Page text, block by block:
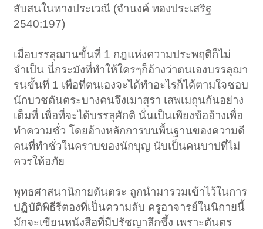
สับสนในทางประเวณี (จำนงค์ ทองประเสริฐ
2540:197)
เมื่อบรรลุฌานขั้นที่ 1 กฎแห่งความประพฤติก็ไม่
จำเป็น นี่กระมังที่ทำให้ใครๆก็อ้างว่าตนเองบรรลุฌา
รนขั้นที่ 1 เพื่อที่ตนเองจะได้ทำอะไรก็ได้ตามใจชอบ
นักบวชตันตระบางคนจึงเมาสุรา เสพเมถุนกันอย่าง
เต็มที่ เพื่อที่จะได้บรรลุศักติ นั่นเป็นเพียงข้ออ้างเพื่อ
ทำความชั่ว โดยอ้างหลักการบนพื้นฐานของความดี
คนที่ทำชั่วในคราบของนักบุญ นับเป็นคนบาปที่ไม่
ควรให้อภัย
พุทธศาสนานิกายตันตระ ถูกนำมารวมเข้าไว้ในการ
ปฏิบัติพิธีรีตองที่เป็นความลับ ครูอาจารย์ในนิกายนี้
มักจะเขียนหนังสือที่มีปรัชญาลึกซึ้ง เพราะตันตร